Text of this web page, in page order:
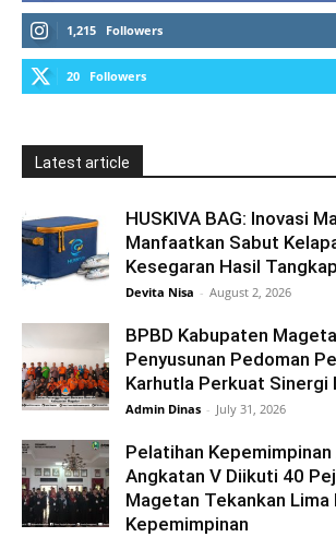
1,215 Followers
20 Followers
Latest article
HUSKIVA BAG: Inovasi
Manfaatkan Sabut
Kesegaran Hasil
Devita Nisa - August 2, 2026
BPBD Kabupaten
Penyusunan Pedoman
Karhutla Perkuat
Admin Dinas - July 31, 2026
Pelatihan
Angkatan V Diikuti 40
Magetan Tekankan Lima
Kepemimpinan